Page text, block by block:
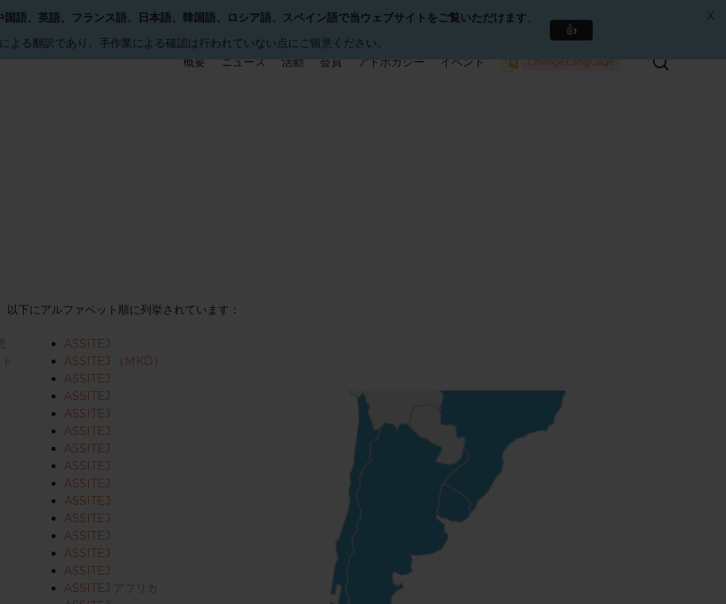
概要 ニュース 活動 会員 アドボカシー イベント Change Language
以下にアルファベット順に列挙されています：
ASSITEJ
ASSITEJ （MKD）
ASSITEJ
ASSITEJ
ASSITEJ
ASSITEJ
ASSITEJ
ASSITEJ
ASSITEJ
ASSITEJ
ASSITEJ
ASSITEJ
ASSITEJ
ASSITEJ
ASSITEJ アフリカ
国語、英語、フランス語、日本語、韓国語、ロシア語、スペイン語で当ウェブサイトをご覧いただけます。
よる翻訳であり、手作業による確認は行われていない点にご留意ください。
👍
X